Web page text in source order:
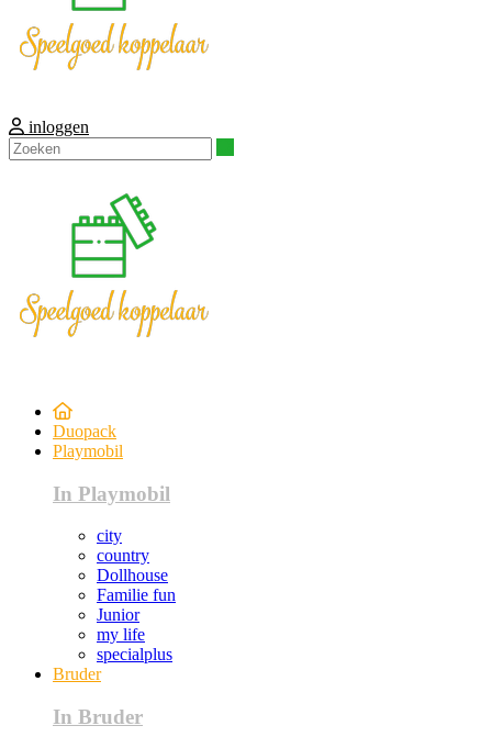
inloggen
Duopack
Playmobil
In Playmobil
city
country
Dollhouse
Familie fun
Junior
my life
specialplus
Bruder
In Bruder